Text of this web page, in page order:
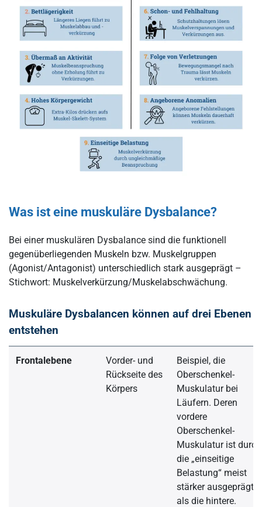
Was ist eine muskuläre Dysbalance?
Bei einer muskulären Dysbalance sind die funktionell
gegenüberliegenden Muskeln bzw. Muskelgruppen
(Agonist/Antagonist) unterschiedlich stark ausgeprägt –
Stichwort: Muskelverkürzung/Muskelabschwächung.
Muskuläre Dysbalancen können auf drei Ebenen
entstehen
Frontalebene
Vorder- und
Rückseite des
Körpers
Beispiel, die
Oberschenkel-
Muskulatur bei
Läufern. Deren
vordere
Oberschenkel-
Muskulatur ist durch
die „einseitige
Belastung“ meist
stärker ausgeprägt
als die hintere.